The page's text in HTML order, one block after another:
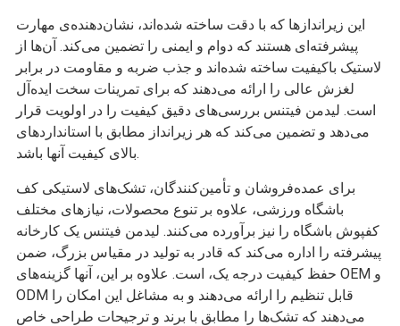
این زیراندازها که با دقت ساخته شده‌اند، نشان‌دهنده‌ی مهارت
پیشرفته‌ای هستند که دوام و ایمنی را تضمین می‌کند. آن‌ها از
لاستیک باکیفیت ساخته شده‌اند و جذب ضربه و مقاومت در برابر
لغزش عالی را ارائه می‌دهند که برای تمرینات سخت ایده‌آل
است. لیدمن فیتنس بررسی‌های دقیق کیفیت را در اولویت قرار
می‌دهد و تضمین می‌کند که هر زیرانداز مطابق با استانداردهای
بالای کیفیت آنها باشد.
برای عمده‌فروشان و تأمین‌کنندگان، تشک‌های لاستیکی کف
باشگاه ورزشی، علاوه بر تنوع محصولات، نیازهای مختلف
کفپوش باشگاه را نیز برآورده می‌کنند. لیدمن فیتنس یک کارخانه
پیشرفته را اداره می‌کند که قادر به تولید در مقیاس بزرگ، ضمن
حفظ کیفیت درجه یک، است. علاوه بر این، آنها گزینه‌های OEM و
ODM قابل تنظیم را ارائه می‌دهند و به مشاغل این امکان را
می‌دهند که تشک‌ها را مطابق با برند و ترجیحات طراحی خاص